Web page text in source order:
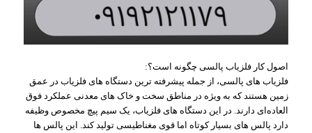
اصول کار فلزیاب پالسی چگونه است؟:
فلزیاب‌ های پالسی، از جمله پیشرفته‌ ترین دستگاه های فلزیاب در عمق
زمین هستند که به‌ ویژه در مناطق سخت و خاک‌ های معدنی عملکرد فوق‌
العاده‌ای دارند. در این دستگاه های فلزیاب، یک سیم‌ پیچ مخصوص وظیفه
دارد پالس‌ های بسیار کوتاه اما قوی مغناطیسی تولید کند. این پالس‌ ها